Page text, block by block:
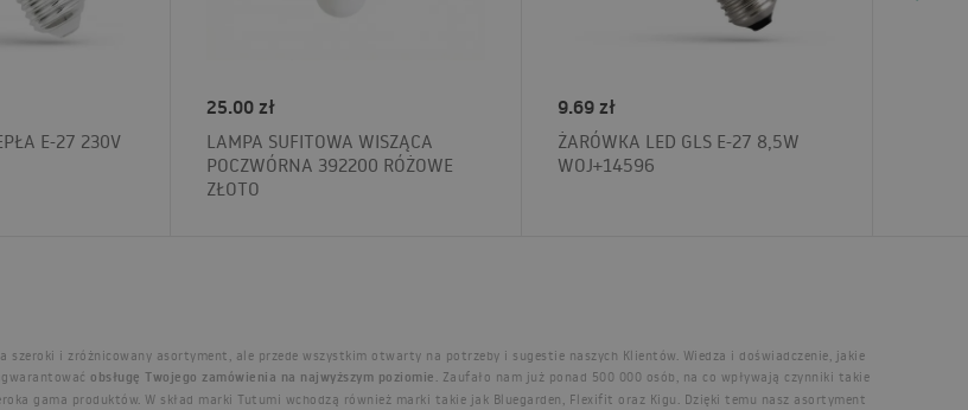
E-27 230V
25.00 zł
LAMPA SUFITOWA WISZĄCA
POCZWÓRNA 392200 RÓŻOWE
ZŁOTO
9.69 zł
ŻARÓWKA LED GLS E-27 8,5W
WOJ+14596
szeroki i zróżnicowany asortyment, ale przede wszystkim otwarty na potrzeby i sugestie naszych Klientów. Wiedza i doświadczenie, jakie
obsługę Twojego zamówienia na najwyższym poziomie . Zaufało nam już ponad 500 000 osób, na co wpływają czynniki takie
gama produktów. W skład marki Tutumi wchodzą również marki takie jak Bluegarden, Flexifit oraz Kigu. Dzięki temu nasz asortyment